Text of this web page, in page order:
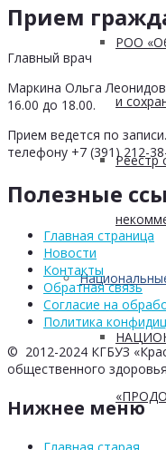
РОО
и
Реестр
Прием
Главный врач
Маркина Ольга
16.00 до 18.00.
Прием ведется по
телефону +7 (391) 212-
Полезные
Главная страница
Новости
Контакты
Обратная связь
Согласие на
Политика
© 2012-2024 КГБУЗ
общественного
Нижнее меню